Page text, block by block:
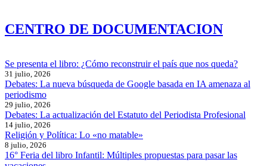
CENTRO DE DOCUMENTACION
Se presenta el libro: ¿Cómo reconstruir el país que nos queda?
31 julio, 2026
Debates: La nueva búsqueda de Google basada en IA amenaza al
periodismo
29 julio, 2026
Debates: La actualización del Estatuto del Periodista Profesional
14 julio, 2026
Religión y Política: Lo «no matable»
8 julio, 2026
16° Feria del libro Infantil: Múltiples propuestas para pasar las